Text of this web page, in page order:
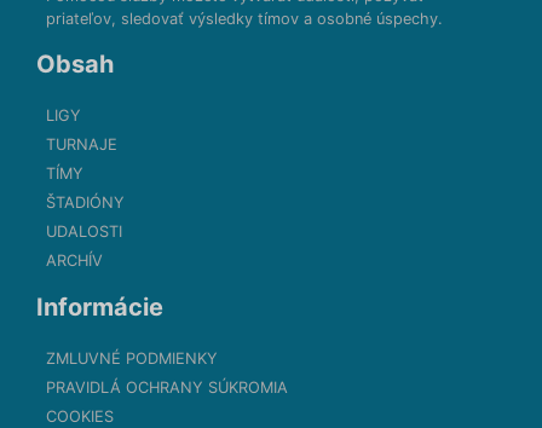
priateľov, sledovať výsledky tímov a osobné úspechy.
Obsah
LIGY
TURNAJE
TÍMY
ŠTADIÓNY
UDALOSTI
ARCHÍV
Informácie
ZMLUVNÉ PODMIENKY
PRAVIDLÁ OCHRANY SÚKROMIA
COOKIES